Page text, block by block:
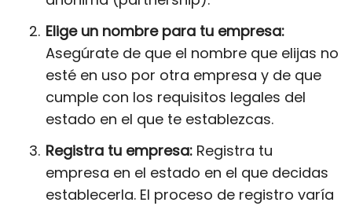
Elige un nombre para tu empresa:
Asegúrate de que el nombre que elijas no
esté en uso por otra empresa y de que
cumple con los requisitos legales del
estado en el que te establezcas.
Registra tu empresa: Registra tu
empresa en el estado en el que decidas
establecerla. El proceso de registro varía